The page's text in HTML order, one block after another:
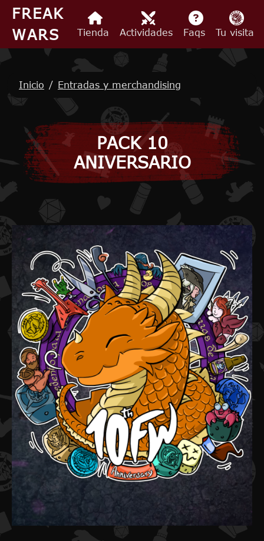
Pasar al contenido principal
FREAK
WARS
Tienda Actividades Faqs Tu visita
Ruta de navegación
Inicio Entradas y merchandising
PACK 10
ANIVERSARIO